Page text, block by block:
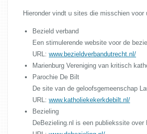
Hieronder vindt u sites die misschien
Bezield verband
Een stimulerende website voor de
URL: www.bezieldverbandutrecht.nl/
Marienburg Vereniging van kritisch
Parochie De Bilt
De site van de geloofsgemeenschap
URL: www.katholiekekerkdebilt.nl/
Bezieling
DeBezieling.nl is een publiekssite